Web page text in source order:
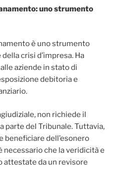
uno strumento
è uno strumento
crisi d’impresa. Ha
aziende in stato di
debitoria e
non richiede il
parte del Tribunale. Tuttavia,
beneficiare dell’esonero
necessario che la veridicità e
attestate da un revisore